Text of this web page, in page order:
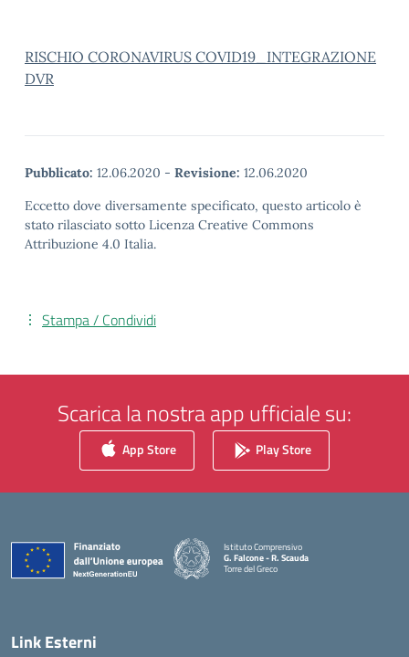
RISCHIO CORONAVIRUS COVID19_INTEGRAZIONE
DVR
Pubblicato: 12.06.2020 - Revisione: 12.06.2020
Eccetto dove diversamente specificato, questo articolo è
stato rilasciato sotto Licenza Creative Commons
Attribuzione 4.0 Italia.
Stampa / Condividi
Scarica la nostra app ufficiale su:
App Store Play Store
Istituto Comprensivo
G. Falcone - R. Scauda
Torre del Greco
Link Esterni